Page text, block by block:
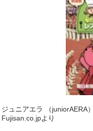
ジュニアエラ （juniorAERA
Fujisan.co.jpより